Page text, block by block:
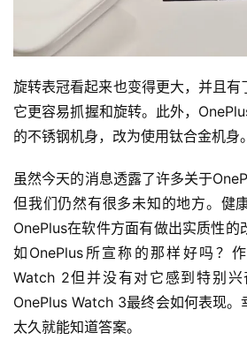
旋转表冠看起来也变得更大，并且有
它更容易抓握和旋转。此外，
的不锈钢机身，改为使用钛合金机身。
虽然今天的消息透露了许多关于
但我们仍然有很多未知的地方。健
OnePlus在软件方面有做出实质性的
如OnePlus所宣称的那样好吗？
Watch 2但并没有对它感到特别
OnePlus Watch 3最终会如何表现。
太久就能知道答案。